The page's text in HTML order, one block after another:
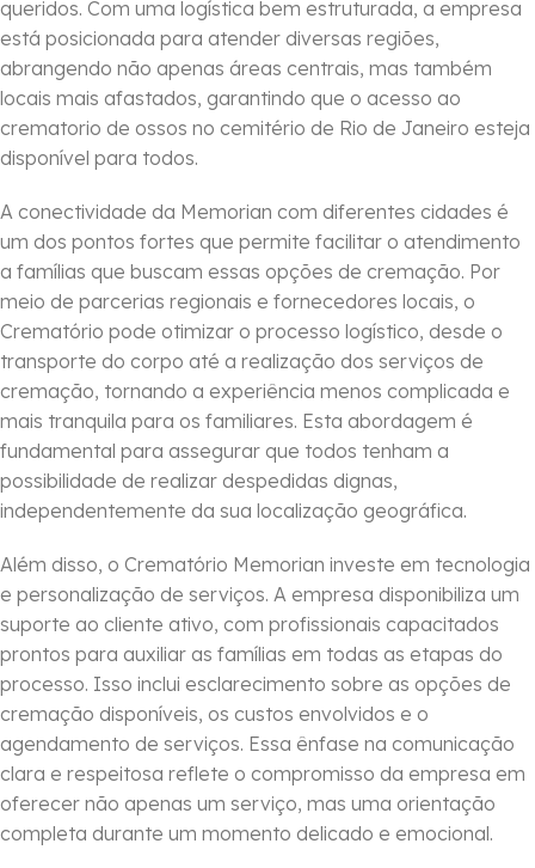
queridos. Com uma logística bem estruturada, a empresa
está posicionada para atender diversas regiões,
abrangendo não apenas áreas centrais, mas também
locais mais afastados, garantindo que o acesso ao
crematorio de ossos no cemitério de Rio de Janeiro esteja
disponível para todos.
A conectividade da Memorian com diferentes cidades é
um dos pontos fortes que permite facilitar o atendimento
a famílias que buscam essas opções de cremação. Por
meio de parcerias regionais e fornecedores locais, o
Crematório pode otimizar o processo logístico, desde o
transporte do corpo até a realização dos serviços de
cremação, tornando a experiência menos complicada e
mais tranquila para os familiares. Esta abordagem é
fundamental para assegurar que todos tenham a
possibilidade de realizar despedidas dignas,
independentemente da sua localização geográfica.
Além disso, o Crematório Memorian investe em tecnologia
e personalização de serviços. A empresa disponibiliza um
suporte ao cliente ativo, com profissionais capacitados
prontos para auxiliar as famílias em todas as etapas do
processo. Isso inclui esclarecimento sobre as opções de
cremação disponíveis, os custos envolvidos e o
agendamento de serviços. Essa ênfase na comunicação
clara e respeitosa reflete o compromisso da empresa em
oferecer não apenas um serviço, mas uma orientação
completa durante um momento delicado e emocional.